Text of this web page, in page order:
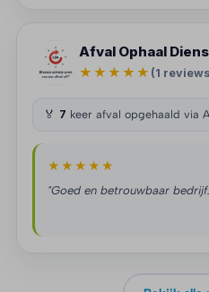
Afval Ophaal
★★★★★ (1
🏅 7 keer afval opgehaald via
★★★★★
"Goed en betrouwbaar